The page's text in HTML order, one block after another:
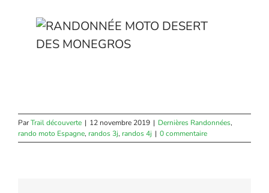
ParTrail découverte | 12 novembre 2019 | Dernières Randonnées,
rando moto Espagne, randos 3j, randos 4j | 0 commentaire